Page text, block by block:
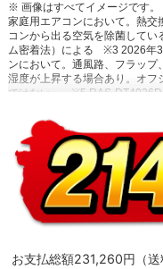
※ 画像はすべてイメージです。
家庭用エアコンにおいて。熱交
コンから出る空気を除菌して
ム密着法）による
※3 2026年3
ンにおいて。通風路、フラップ
湿度が上昇する場合あり。オ
ではない。
※5 RAS-
れっきり］ON（187Wh）と
日射量の少ない日中を想定。
ダなど狭小スペースに設置し
す。所定の設置スペースを確
ため運転しないことがありま
す。
お支払総額231,260円（